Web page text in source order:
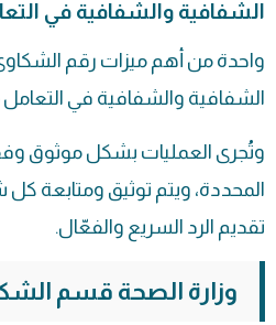
الشفافية والشفافية في
واحدة من أهم ميزات رقم
الشفافية والشفافية في
وتُجرى العمليات بشكل موثوق وفقًا
المحددة، ويتم توثيق ومتابعة
تقديم الرد السريع والفعّال.
وزارة الصحة قسم